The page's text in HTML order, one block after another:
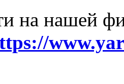
на нашей